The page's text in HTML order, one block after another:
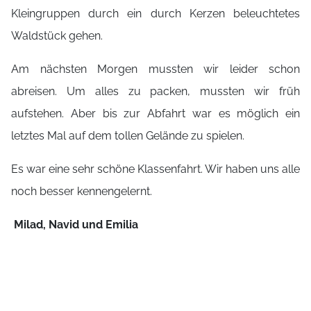
Kleingruppen durch ein durch Kerzen beleuchtetes
Waldstück gehen.
Am nächsten Morgen mussten wir leider schon
abreisen. Um alles zu packen, mussten wir früh
aufstehen. Aber bis zur Abfahrt war es möglich ein
letztes Mal auf dem tollen Gelände zu spielen.
Es war eine sehr schöne Klassenfahrt. Wir haben uns alle
noch besser kennengelernt.
Milad, Navid und Emilia